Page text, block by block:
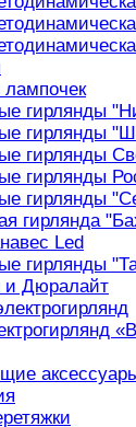
лампочек
гирлянды
гирлянды
гирлянды
гирлянды
гирлянды
гирлянда
Led
гирлянды
и Дюралайт